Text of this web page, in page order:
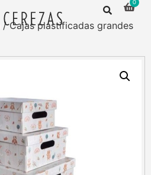
/ Cajas plastificadas grandes